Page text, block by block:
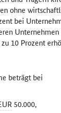
ohne
bei
Unternehmen
10 Prozent
beträgt bei
50.000,